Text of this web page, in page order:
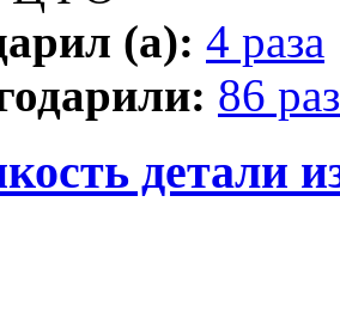
(а): 4 раза
86 раз
детали